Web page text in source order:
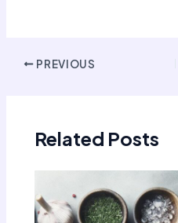
Post PREVIOUS
Related Posts